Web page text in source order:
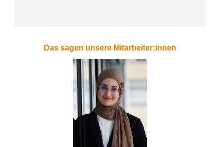
Das sagen unsere Mitarbeiter:innen